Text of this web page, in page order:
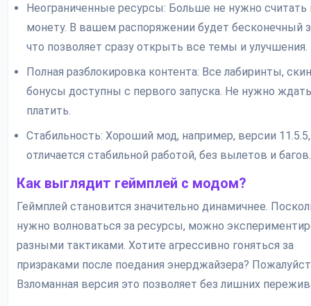
Неограниченные ресурсы: Больше не нужно
монету. В вашем распоряжении будет бесконечный
что позволяет сразу открыть все темы и улучшения.
Полная разблокировка контента: Все лабиринты,
бонусы доступны с первого запуска. Не нужно
платить.
Стабильность: Хороший мод, например, версии
отличается стабильной работой, без вылетов и багов.
Как выглядит геймплей с модом?
Геймплей становится значительно динамичнее.
нужно волноваться за ресурсы, можно
разными тактиками. Хотите агрессивно гоняться за
призраками после поедания энерджайзера?
Взломанная версия это позволяет без лишних